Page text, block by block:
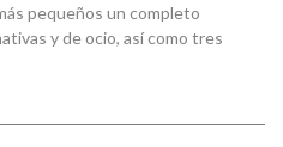
pequeños un completo
y de ocio, así como tres